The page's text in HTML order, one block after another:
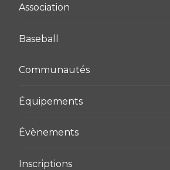
Association
Baseball
Communautés
Équipements
Évènements
Inscriptions